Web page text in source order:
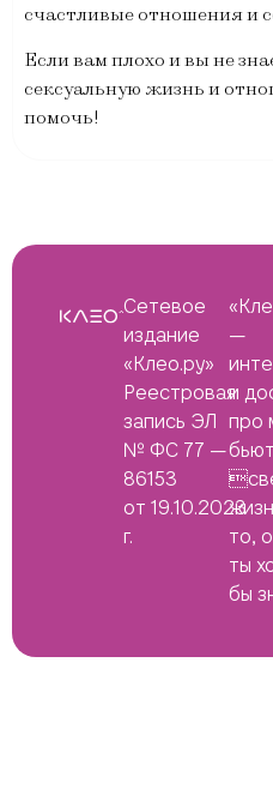
счастливые отношения и
Если вам плохо и вы не
сексуальную жизнь и
помочь!
Сетевое
издание
«Клео.ру»
Реестровая
запись ЭЛ
№ ФС 77 —
86153
от 19.10.2023
г.
—
и
про
то,
ты
бы